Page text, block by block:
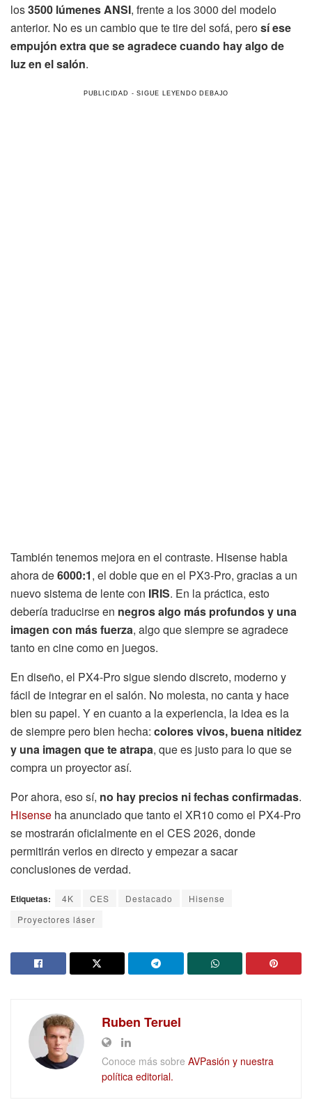
los3500 lúmenes ANSI, frente a los 3000 del modelo
anterior. No es un cambio que te tire del sofá, perosí ese
empujón extra que se agradece cuando hay algo de
luz en el salón.
También tenemos mejora en el contraste. Hisense habla
ahora de6000:1, el doble que en el PX3-Pro, gracias a un
nuevo sistema de lente con IRIS. En la práctica, esto
debería traducirse en negros algo más profundos y una
imagen con más fuerza, algo que siempre se agradece
tanto en cine como en juegos.
En diseño, el PX4-Pro sigue siendo discreto, moderno y
fácil de integrar en el salón. No molesta, no canta y hace
bien su papel. Y en cuanto a la experiencia, la idea es la
de siempre pero bien hecha: colores vivos, buena nitidez
y una imagen que te atrapa, que es justo para lo que se
compra un proyector así.
Por ahora, eso sí, no hay precios ni fechas confirmadas.
Hisense ha anunciado que tanto el XR10 como el PX4-Pro
se mostrarán oficialmente en el CES 2026, donde
permitirán verlos en directo y empezar a sacar
conclusiones de verdad.
Etiquetas: 4K CES Destacado
Hisense
Proyectores láser
Ruben Teruel
Conoce más sobre AVPasión y nuestra
política editorial.